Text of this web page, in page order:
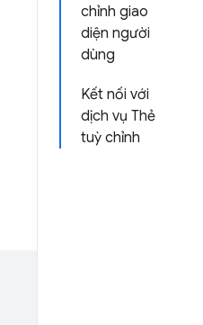
chỉnh giao
diện người
dùng
Kết nối với
dịch vụ Thẻ
tuỳ chỉnh